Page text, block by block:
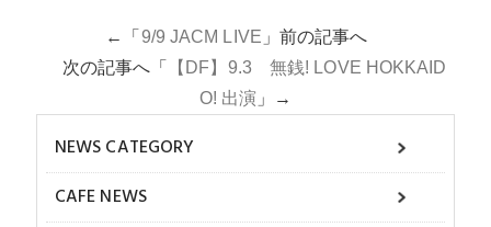
←「 9/9 JACM LIVE 」前の記事へ
次の記事へ「
【DF】9.3 無銭! LOVE HOKKAID
O! 出演 」→
NEWS CATEGORY
CAFE NEWS